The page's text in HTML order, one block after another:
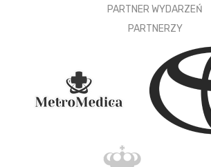
PARTNER WYDARZEŃ
PARTNERZY